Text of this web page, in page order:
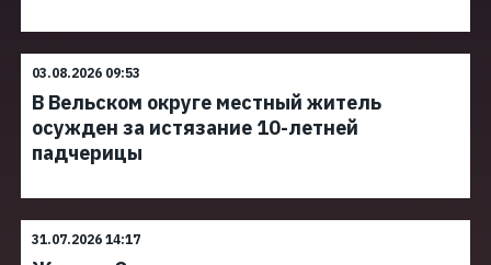
03.08.2026 09:53
В Вельском округе местный житель
осужден за истязание 10-летней
падчерицы
31.07.2026 14:17